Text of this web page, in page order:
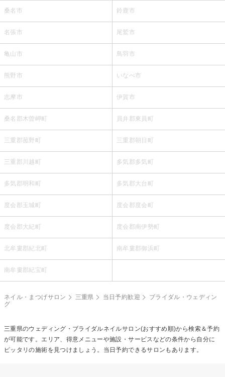
桑名市 鈴鹿市
名張市 尾鷲市
亀山市 鳥羽市
熊野市 いなべ市
志摩市 伊賀市
桑名郡木曽岬町 員弁郡東員町
三重郡菰野町 三重郡朝日町
三重郡川越町 多気郡多気町
多気郡明和町 多気郡大台町
度会郡玉城町 度会郡度会町
度会郡大紀町 度会郡南伊勢町
北牟婁郡紀北町 南牟婁郡御浜町
南牟婁郡紀宝町
ネイル・まつげサロン 三重県 当日予約歓迎
ブライダル・ウェディン
グ
三重県のウェディング・ブライダルネイルサロン(おすすめ順)から検索＆予約
が可能です。エリア、得意メニューや施設・サービスなどの条件から自分に
ピッタリの施術を見つけましょう。当日予約できるサロンもあります。